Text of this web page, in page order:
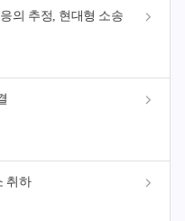
의 추정, 현대형 소송
취하